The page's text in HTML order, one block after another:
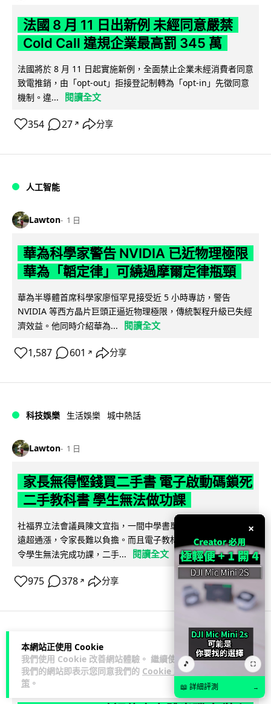
本網站正使用 Cookie
我們使用 Cookie 改善網站體驗。 繼續使用
我們的網站即表示您同意我們的 Cookie 政
策 。
法國 8 月 11 日出新例 未經同意嚴禁
Cold Call 違規企業最高罰 345 萬
法國將於 8 月 11 日起實施新例，全面禁止企業未經消費者同意
致電推銷，由「opt-out」拒接登記制轉為「opt-in」先徵同意
機制。違...
閱讀全文
354 27 ↗ 分享
人工智能
Lawton 1 日
華為科學家警告 NVIDIA 已近物理極限
華為「韜定律」可繞過摩爾定律瓶頸
華為半導體首席科學家廖恒罕見接受近 5 小時專訪，警告
NVIDIA 等西方晶片巨頭正逼近物理極限，傳統製程升級已失經
濟效益。他同時介紹華為...
閱讀全文
1,587 601 ↗ 分享
科技娛樂 生活娛樂 城中熱話
Lawton 1 日
家長無得慳錢買二手書 電子啟動碼鎖死
二手教科書 學生無法做功課
社福界立法會議員陳文宜指，一間中學書單價錢按年加 14.7%
遠超通漲，令家長難以負擔。而且電子教材啟動碼這項設計，
令學生無法完成功課，二手...
閱讀全文
975 378 ↗ 分享
科技娛樂 遊戲情報
Lawton 1 日
×
🎵 ⛶
📖 詳細評測 →